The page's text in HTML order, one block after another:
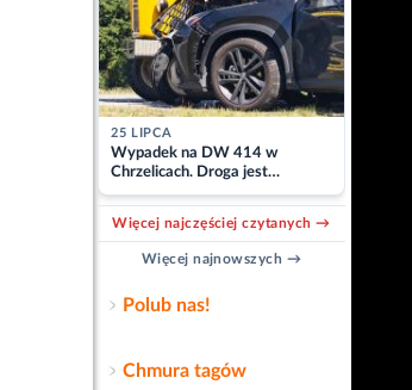
25 LIPCA
Wypadek na DW 414 w
Chrzelicach. Droga jest
zablokowana
Więcej najczęściej czytanych →
Więcej najnowszych →
Polub nas!
Chmura tagów